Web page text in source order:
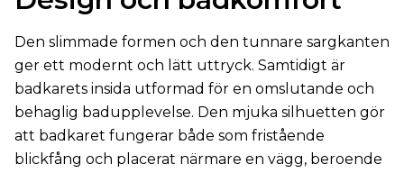
Den slimmade formen och den tunnare sargkanten
ger ett modernt och lätt uttryck. Samtidigt är
badkarets insida utformad för en omslutande och
behaglig badupplevelse. Den mjuka silhuetten gör
att badkaret fungerar både som fristående
blickfång och placerat närmare en vägg, beroende